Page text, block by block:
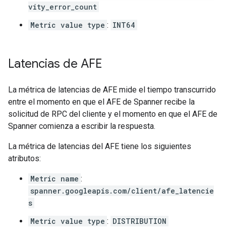
vity_error_count
Metric value type : INT64
Latencias de AFE
La métrica de latencias de AFE mide el tiempo transcurrido
entre el momento en que el AFE de Spanner recibe la
solicitud de RPC del cliente y el momento en que el AFE de
Spanner comienza a escribir la respuesta.
La métrica de latencias del AFE tiene los siguientes
atributos:
Metric name :
spanner.googleapis.com/client/afe_latencie
s
Metric value type : DISTRIBUTION